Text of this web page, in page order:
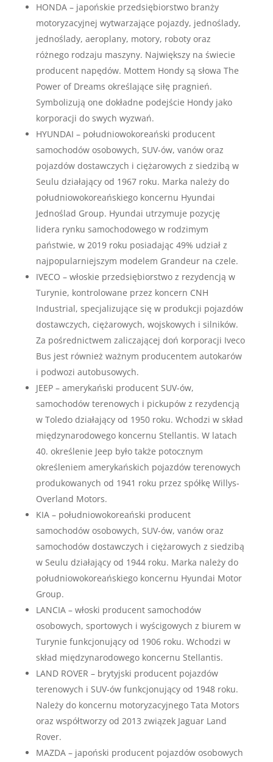
HONDA – japońskie przedsiębiorstwo branży
motoryzacyjnej wytwarzające pojazdy, jednoślady,
jednoślady, aeroplany, motory, roboty oraz
różnego rodzaju maszyny. Największy na świecie
producent napędów. Mottem Hondy są słowa The
Power of Dreams określające siłę pragnień.
Symbolizują one dokładne podejście Hondy jako
korporacji do swych wyzwań.
HYUNDAI – południowokoreański producent
samochodów osobowych, SUV-ów, vanów oraz
pojazdów dostawczych i ciężarowych z siedzibą w
Seulu działający od 1967 roku. Marka należy do
południowokoreańskiego koncernu Hyundai
Jednoślad Group. Hyundai utrzymuje pozycję
lidera rynku samochodowego w rodzimym
państwie, w 2019 roku posiadając 49% udział z
najpopularniejszym modelem Grandeur na czele.
IVECO – włoskie przedsiębiorstwo z rezydencją w
Turynie, kontrolowane przez koncern CNH
Industrial, specjalizujące się w produkcji pojazdów
dostawczych, ciężarowych, wojskowych i silników.
Za pośrednictwem zaliczającej doń korporacji Iveco
Bus jest również ważnym producentem autokarów
i podwozi autobusowych.
JEEP – amerykański producent SUV-ów,
samochodów terenowych i pickupów z rezydencją
w Toledo działający od 1950 roku. Wchodzi w skład
międzynarodowego koncernu Stellantis. W latach
40. określenie Jeep było także potocznym
określeniem amerykańskich pojazdów terenowych
produkowanych od 1941 roku przez spółkę Willys-
Overland Motors.
KIA – południowokoreański producent
samochodów osobowych, SUV-ów, vanów oraz
samochodów dostawczych i ciężarowych z siedzibą
w Seulu działający od 1944 roku. Marka należy do
południowokoreańskiego koncernu Hyundai Motor
Group.
LANCIA – włoski producent samochodów
osobowych, sportowych i wyścigowych z biurem w
Turynie funkcjonujący od 1906 roku. Wchodzi w
skład międzynarodowego koncernu Stellantis.
LAND ROVER – brytyjski producent pojazdów
terenowych i SUV-ów funkcjonujący od 1948 roku.
Należy do koncernu motoryzacyjnego Tata Motors
oraz współtworzy od 2013 związek Jaguar Land
Rover.
MAZDA – japoński producent pojazdów osobowych